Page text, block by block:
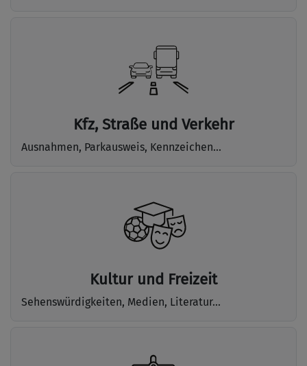
Kfz, Straße und Verkehr
Ausnahmen, Parkausweis, Kennzeichen...
Kultur und Freizeit
Sehenswürdigkeiten, Medien, Literatur...